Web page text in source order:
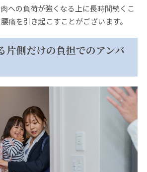
への負荷が強くなる上に長時間続くこ
痛を引き起こすことがございます。
片側だけの負担でのアンバ